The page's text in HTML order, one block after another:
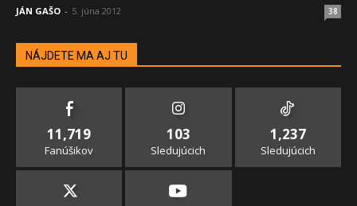
JÁN GAŠO - 5. júna 2012 38
NÁJDETE MA AJ TU
11,719
Fanúšikov
103
Sledujúcich
1,237
Sledujúcich